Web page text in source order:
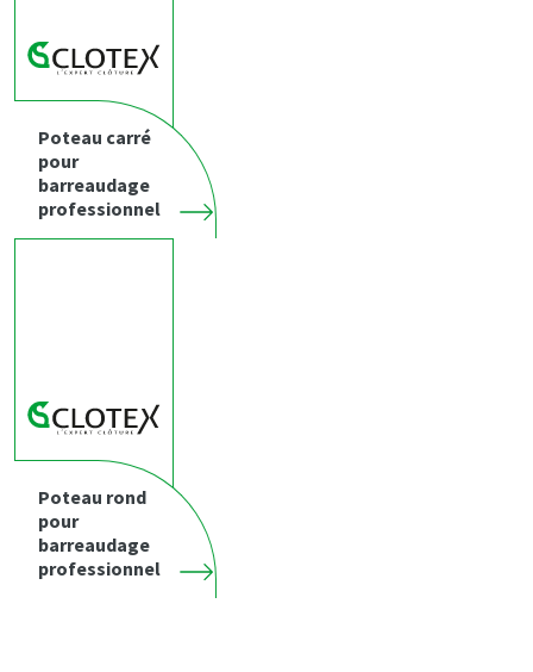
Poteau carré
pour
barreaudage
professionnel
Poteau rond
pour
barreaudage
professionnel